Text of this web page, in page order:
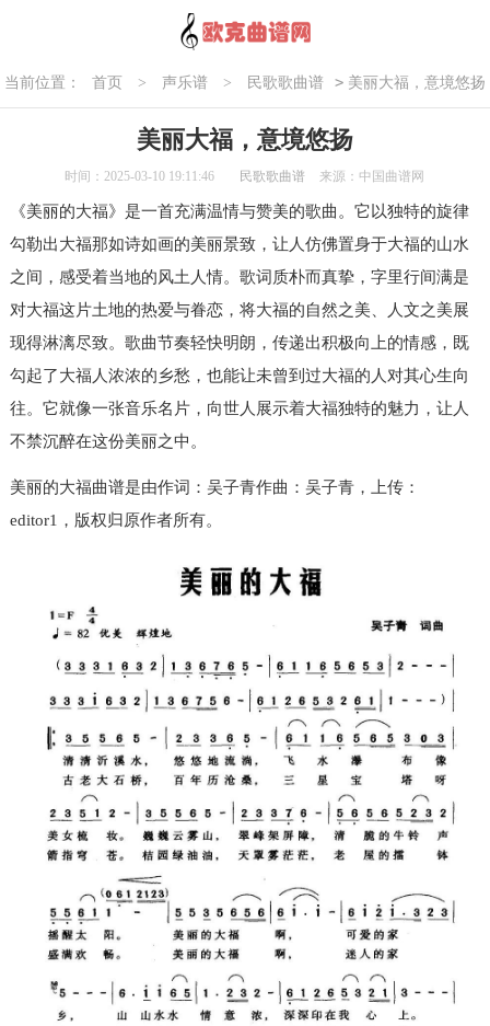
当前位置： 首页 > 声乐谱 > 民歌歌曲谱 > 美丽大福，意境悠扬
美丽大福，意境悠扬
时间：2025-03-10 19:11:46 民歌歌曲谱 来源：中国曲谱网
《美丽的大福》是一首充满温情与赞美的歌曲。它以独特的旋律
勾勒出大福那如诗如画的美丽景致，让人仿佛置身于大福的山水
之间，感受着当地的风土人情。歌词质朴而真挚，字里行间满是
对大福这片土地的热爱与眷恋，将大福的自然之美、人文之美展
现得淋漓尽致。歌曲节奏轻快明朗，传递出积极向上的情感，既
勾起了大福人浓浓的乡愁，也能让未曾到过大福的人对其心生向
往。它就像一张音乐名片，向世人展示着大福独特的魅力，让人
不禁沉醉在这份美丽之中。
美丽的大福曲谱是由作词：吴子青作曲：吴子青，上传：
editor1，版权归原作者所有。